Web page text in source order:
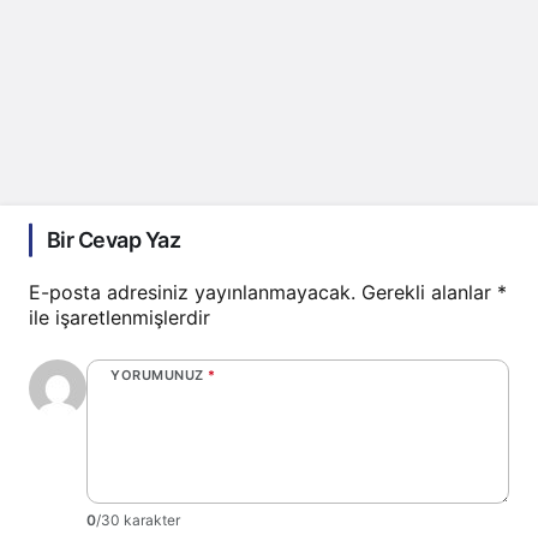
Bir Cevap Yaz
E-posta adresiniz yayınlanmayacak. Gerekli alanlar *
ile işaretlenmişlerdir
YORUMUNUZ *
0/30 karakter